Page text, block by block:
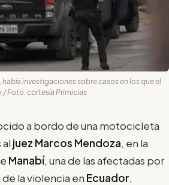
investigaciones sobre casos en los que el
/ Foto: cortesía Primicias
a bordo de una motocicleta
juez Marcos Mendoza, en la
Manabí, una de las afectadas por
la violencia en Ecuador,